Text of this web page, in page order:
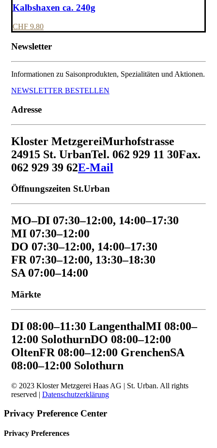
Kalbshaxen ca. 240g
CHF 9.80
Newsletter
Informationen zu Saisonprodukten, Spezialitäten und Aktionen.
NEWSLETTER BESTELLEN
Adresse
Kloster MetzgereiMurhofstrasse
24915 St. UrbanTel. 062 929 11 30Fax.
062 929 39 62E-Mail
Öffnungszeiten St.Urban
MO–DI 07:30–12:00, 14:00–17:30
MI 07:30–12:00
DO 07:30–12:00, 14:00–17:30
FR 07:30–12:00, 13:30–18:30
SA 07:00–14:00
Märkte
DI 08:00–11:30 LangenthalMI 08:00–
12:00 SolothurnDO 08:00–12:00
OltenFR 08:00–12:00 GrenchenSA
08:00–12:00 Solothurn
© 2023 Kloster Metzgerei Haas AG | St. Urban. All rights
reserved | Datenschutzerklärung
Privacy Preference Center
Privacy Preferences